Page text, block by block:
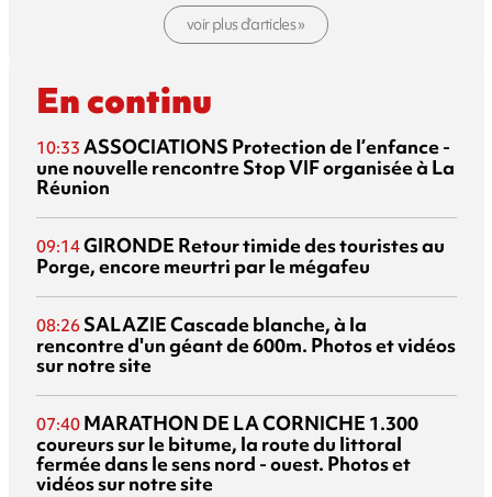
voir plus d’articles »
En continu
10:33 ASSOCIATIONS Protection de l’enfance -
une nouvelle rencontre Stop VIF organisée à La
Réunion
09:14GIRONDE Retour timide des touristes au
Porge, encore meurtri par le mégafeu
08:26 SALAZIECascade blanche, à la
rencontre d'un géant de 600m. Photos et vidéos
sur notre site
07:40 MARATHON DE LA CORNICHE 1.300
coureurs sur le bitume, la route du littoral
fermée dans le sens nord - ouest. Photos et
vidéos sur notre site